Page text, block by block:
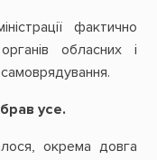
фактично
обласних і
усе.
окрема довга